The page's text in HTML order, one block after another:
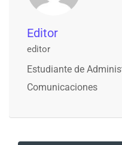
Editor
editor
Estudiante de
Comunicaciones